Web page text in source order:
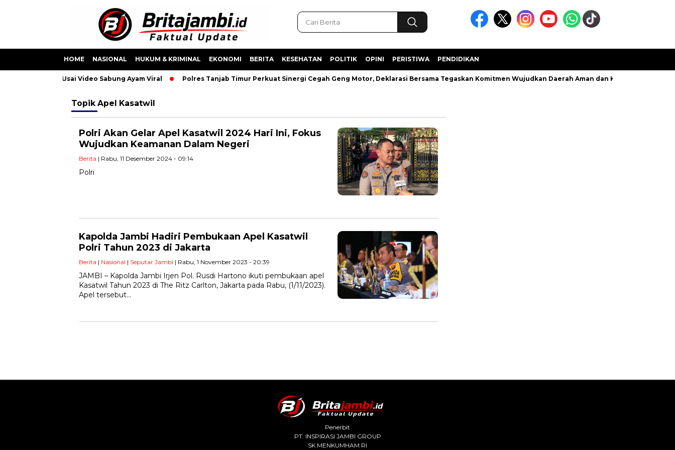
HOME NASIONAL HUKUM & KRIMINAL EKONOMI BERITA KESEHATAN POLITIK OPINI PERISTIWA PENDIDIKAN
Diamankan Usai Video Sabung Ayam Viral Polres Tanjab Timur Perkuat Sinergi Cegah Geng Motor, Deklarasi Bersama Tegaskan Komitmen Wujudkan Daerah Aman dan Kondusif
Topik Apel Kasatwil
Polri Akan Gelar Apel Kasatwil 2024 Hari Ini, Fokus
Wujudkan Keamanan Dalam Negeri
Berita | Rabu, 11 Desember 2024 - 09:14
Polri
Kapolda Jambi Hadiri Pembukaan Apel Kasatwil
Polri Tahun 2023 di Jakarta
Berita | Nasional | Seputar Jambi | Rabu, 1 November 2023 - 20:39
JAMBI – Kapolda Jambi Irjen Pol. Rusdi Hartono ikuti pembukaan apel
Kasatwil Tahun 2023 di The Ritz Carlton, Jakarta pada Rabu, (1/11/2023).
Apel tersebut…
Penerbit
PT. INSPIRASI JAMBI GROUP
SK MENKUMHAM RI